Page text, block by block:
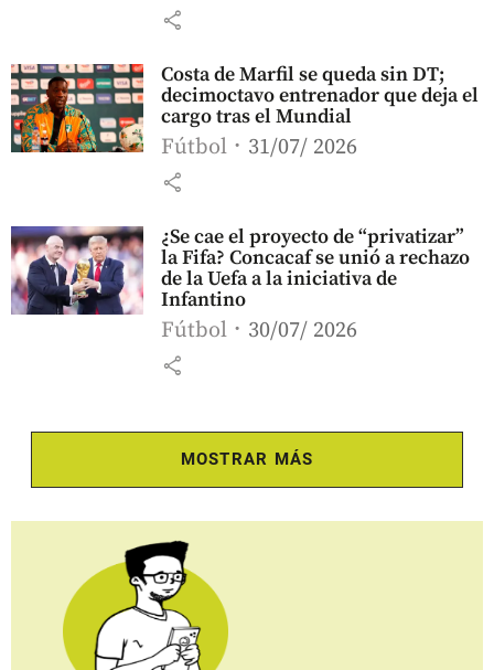
share
Costa de Marfil se queda sin DT;
decimoctavo entrenador que deja el
cargo tras el Mundial
Fútbol 31/07/ 2026
share
¿Se cae el proyecto de “privatizar”
la Fifa? Concacaf se unió a rechazo
de la Uefa a la iniciativa de
Infantino
Fútbol 30/07/ 2026
share
MOSTRAR MÁS